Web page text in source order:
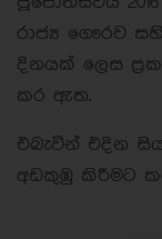
රාජ්‍ය ගෞරව
දිනයක් ලෙස
කර ඇත.
එබැවින් එදින
අඩකුඹු කිරීමට